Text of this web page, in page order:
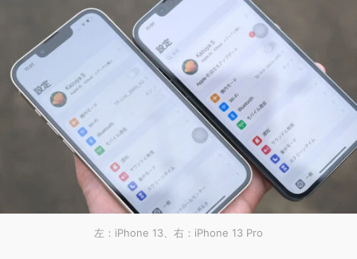
左：iPhone 13、右：iPhone 13 Pro